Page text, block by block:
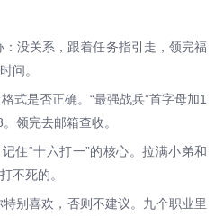
没关系，跟着任务指引走，领完福
问。
式是否正确。“最强战兵”首字母加1
领完去邮箱查收。
住“十六打一”的核心。拉满小弟和
不死的。
别喜欢，否则不建议。九个职业里